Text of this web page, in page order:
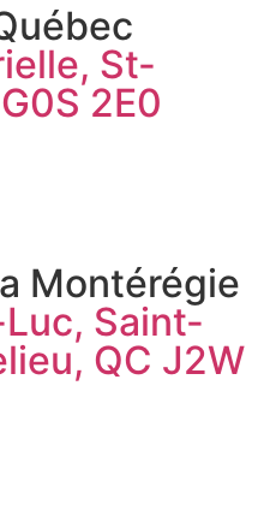
St-
2E0
Montérégie
Saint-
QC J2W